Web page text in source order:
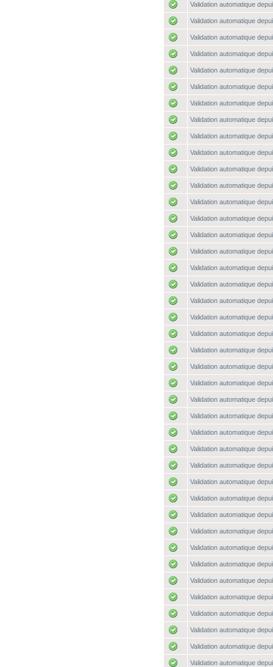
Validation automatique
Validation automatique
Validation automatique
Validation automatique
Validation automatique
Validation automatique
Validation automatique
Validation automatique
Validation automatique
Validation automatique
Validation automatique
Validation automatique
Validation automatique
Validation automatique
Validation automatique
Validation automatique
Validation automatique
Validation automatique
Validation automatique
Validation automatique
Validation automatique
Validation automatique
Validation automatique
Validation automatique
Validation automatique
Validation automatique
Validation automatique
Validation automatique
Validation automatique
Validation automatique
Validation automatique
Validation automatique
Validation automatique
Validation automatique
Validation automatique
Validation automatique
Validation automatique
Validation automatique
Validation automatique
Validation automatique
Validation automatique